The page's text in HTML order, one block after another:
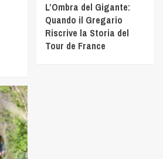
L’Ombra del Gigante:
Quando il Gregario
Riscrive la Storia del
Tour de France